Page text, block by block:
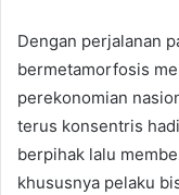
Dengan perjalanan
bermetamorfosis
perekonomian
terus konsentris
berpihak lalu
khususnya pelaku